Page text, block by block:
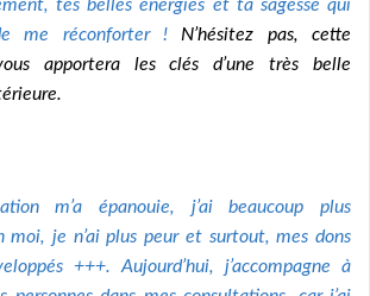
tes belles énergies et ta sagesse qui
me réconforter !N’hésitez pas, cette
apportera les clés d’une très belle
m’a épanouie, j’ai beaucoup plus
moi, je n’ai plus peur et surtout, mes dons
+++. Aujourd’hui, j’accompagne à